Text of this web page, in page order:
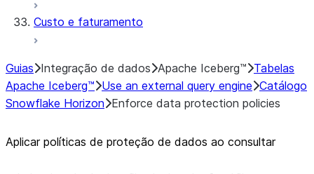
Custo e faturamento
Guias Integração de dados Apache Iceberg™ Tabelas
Apache Iceberg™ Use an external query engine Catálogo
Snowflake Horizon Enforce data protection policies
Aplicar políticas de proteção de dados ao consultar